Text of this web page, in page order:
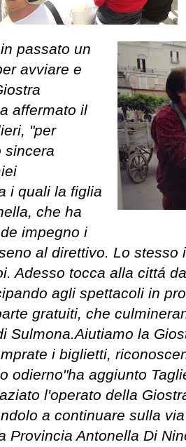
passato un
avviare e
affermato il
"per
sincera
i quali la figlia
che ha
impegno i
al direttivo. Lo stesso
Adesso tocca alla cittá
agli spettacoli in
gratuiti, che
Sulmona.Aiutiamo la
i biglietti,
odierno"ha aggiunto
l'operato della
a continuare sulla
Provincia Antonella Di